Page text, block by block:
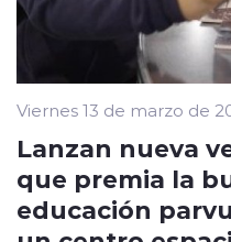
Viernes 13 de marzo de
Lanzan nueva
que premia la
educación